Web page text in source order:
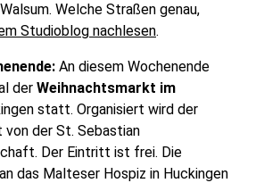
Welche Straßen genau,
Studioblog nachlesen.
An diesem Wochenende
der Weihnachtsmarkt im
statt. Organisiert wird der
von der St. Sebastian
Der Eintritt ist frei. Die
das Malteser Hospiz in Huckingen